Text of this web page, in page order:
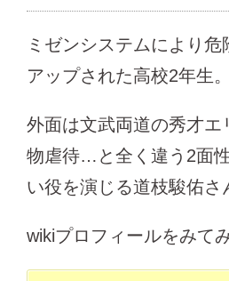
ミゼンシステムにより危
アップされた高校2年生。
外面は文武両道の秀才エ
物虐待…と全く違う2面
い役を演じる道枝駿佑
wikiプロフィールをみて